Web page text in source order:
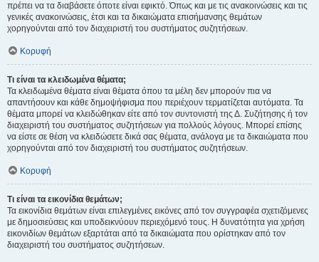
πρέπει να τα διαβάσετε όποτε είναι εφικτό. Όπως και με τις ανακοινώσεις και τις
γενικές ανακοινώσεις, έτσι και τα δικαιώματα επισήμανσης θεμάτων
χορηγούνται από τον διαχειριστή του συστήματος συζητήσεων.
Κορυφή
Τι είναι τα κλειδωμένα θέματα;
Τα κλειδωμένα θέματα είναι θέματα όπου τα μέλη δεν μπορούν πια να
απαντήσουν και κάθε δημοψήφισμα που περιέχουν τερματίζεται αυτόματα. Τα
θέματα μπορεί να κλειδώθηκαν είτε από τον συντονιστή της Δ. Συζήτησης ή τον
διαχειριστή του συστήματος συζητήσεων για πολλούς λόγους. Μπορεί επίσης
να είστε σε θέση να κλειδώσετε δικά σας θέματα, ανάλογα με τα δικαιώματα που
χορηγούνται από τον διαχειριστή του συστήματος συζητήσεων.
Κορυφή
Τι είναι τα εικονίδια θεμάτων;
Τα εικονίδια θεμάτων είναι επιλεγμένες εικόνες από τον συγγραφέα σχετιζόμενες
με δημοσιεύσεις και υποδεικνύουν περιεχόμενό τους. Η δυνατότητα για χρήση
εικονιδίων θεμάτων εξαρτάται από τα δικαιώματα που ορίστηκαν από τον
διαχειριστή του συστήματος συζητήσεων.